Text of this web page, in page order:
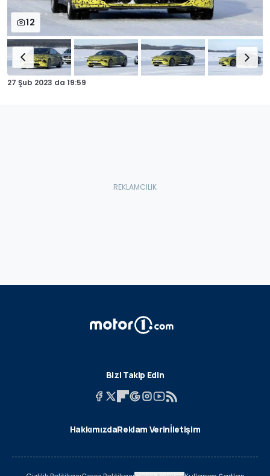
12
27 Şub 2023 da 19:59
Bizi Takip Edin
HakkımızdaReklam Verinİletişim